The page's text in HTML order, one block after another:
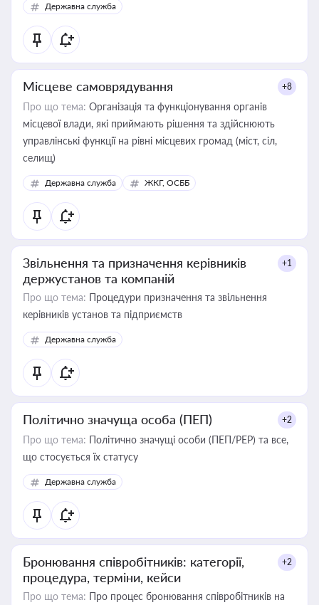
Державна служба
Місцеве самоврядування +8
Про що тема: Організація та функціонування органів
місцевої влади, які приймають рішення та здійснюють
управлінські функції на рівні місцевих громад (міст, сіл,
селищ)
Державна служба ЖКГ, ОСББ
Звільнення та призначення керівників
держустанов та компаній
+1
Про що тема: Процедури призначення та звільнення
керівників установ та підприємств
Державна служба
Політично значуща особа (ПЕП) +2
Про що тема: Політично значущі особи (ПЕП/PEP) та все,
що стосується їх статусу
Державна служба
Бронювання співробітників: категорії,
процедура, терміни, кейси
+2
Про що тема: Про процес бронювання співробітників на